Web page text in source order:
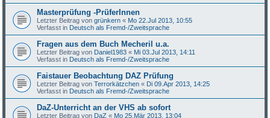
Masterprüfung -PrüferInnen
Letzter Beitrag vongrünkern « Mo 22.Jul 2013, 10:55
Verfasst in Deutsch als Fremd-/Zweitsprache
Fragen aus dem Buch Mecheril u.a.
Letzter Beitrag von Daniel1983 « Mi 03.Jul 2013, 14:11
Verfasst in Deutsch als Fremd-/Zweitsprache
Faistauer Beobachtung DAZ Prüfung
Letzter Beitrag vonTerrorkätzchen « Di 09.Apr 2013, 14:25
Verfasst in Deutsch als Fremd-/Zweitsprache
DaZ-Unterricht an der VHS ab sofort
Letzter Beitrag von DaZ « Mo 25.Mär 2013, 13:04